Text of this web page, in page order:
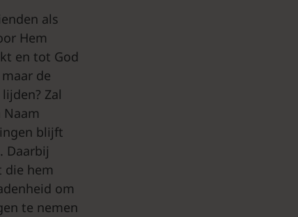
als
Hem
en tot God
de
Zal
Naam
blijft
Daarbij
die hem
om
te nemen